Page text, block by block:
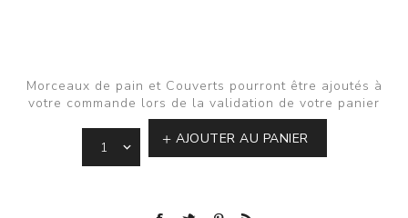
Morceaux de pain et Couverts pourront être ajoutés à
votre commande lors de la validation de votre panier
AJOUTER AU PANIER